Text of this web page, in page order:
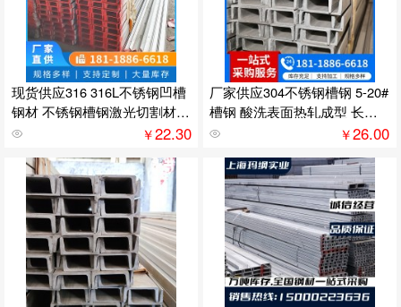
现货供应316 316L不锈钢凹槽
钢材 不锈钢槽钢激光切割材质
齐全
￥22.30
厂家供应304不锈钢槽钢 5-20#
槽钢 酸洗表面热轧成型 长度
可定尺
￥26.00